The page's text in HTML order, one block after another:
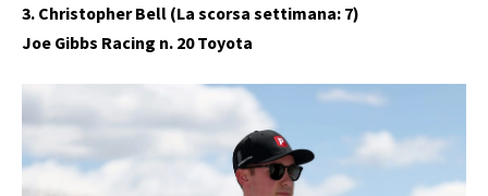
3. Christopher Bell (La scorsa settimana: 7)
Joe Gibbs Racing n. 20 Toyota